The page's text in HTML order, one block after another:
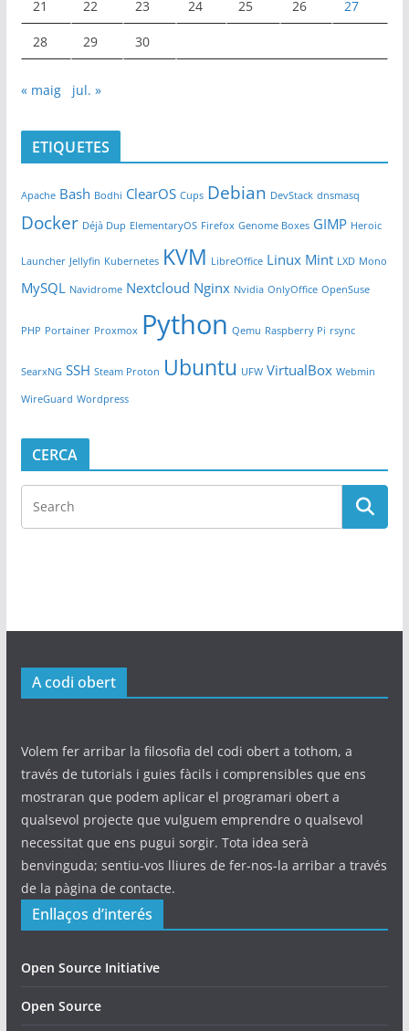
21 22 23 24 25 26 27
28 29 30
« maig jul. »
ETIQUETES
Apache Bash Bodhi ClearOS Cups Debian DevStack dnsmasq
Docker Déjà Dup ElementaryOS Firefox Genome Boxes GIMP Heroic
Launcher Jellyfin Kubernetes KVM LibreOffice Linux Mint LXD Mono
MySQL Navidrome Nextcloud Nginx Nvidia OnlyOffice OpenSuse
PHP Portainer Proxmox Python Qemu Raspberry Pi rsync
SearxNG SSH Steam Proton Ubuntu UFW VirtualBox Webmin
WireGuard Wordpress
CERCA
A codi obert
Volem fer arribar la filosofia del codi obert a tothom, a
través de tutorials i guies fàcils i comprensibles que ens
mostraran que podem aplicar el programari obert a
qualsevol projecte que vulguem emprendre o qualsevol
necessitat que ens pugui sorgir. Tota idea serà
benvinguda; sentiu-vos lliures de fer-nos-la arribar a través
de la pàgina de contacte.
Enllaços d’interés
Open Source Initiative
Open Source